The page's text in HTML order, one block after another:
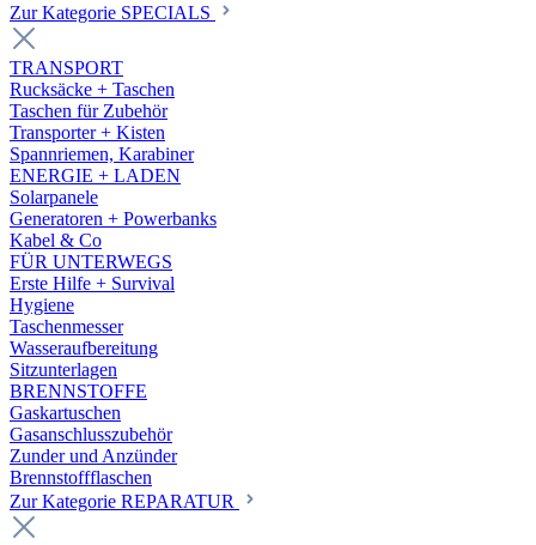
Zur Kategorie SPECIALS
TRANSPORT
Rucksäcke + Taschen
Taschen für Zubehör
Transporter + Kisten
Spannriemen, Karabiner
ENERGIE + LADEN
Solarpanele
Generatoren + Powerbanks
Kabel & Co
FÜR UNTERWEGS
Erste Hilfe + Survival
Hygiene
Taschenmesser
Wasseraufbereitung
Sitzunterlagen
BRENNSTOFFE
Gaskartuschen
Gasanschlusszubehör
Zunder und Anzünder
Brennstoffflaschen
Zur Kategorie REPARATUR